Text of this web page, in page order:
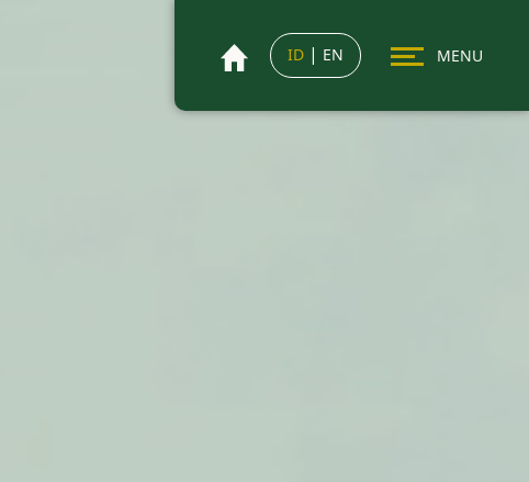
ID | EN MENU